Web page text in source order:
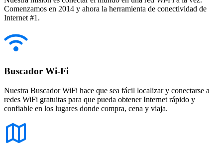
Comenzamos en 2014 y ahora la herramienta de conectividad de
Internet #1.
Buscador Wi-Fi
Nuestra Buscador WiFi hace que sea fácil localizar y conectarse a
redes WiFi gratuitas para que pueda obtener Internet rápido y
confiable en los lugares donde compra, cena y viaja.